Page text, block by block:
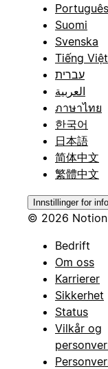
Suomi
Svenska
Tiếng Việt
עברית
العربية
ภาษาไทย
한국어
日本語
简体中文
繁體中文
Innstillinger for
© 2026 Notion
Bedrift
Om oss
Karrierer
Sikkerhet
Status
Vilkår og